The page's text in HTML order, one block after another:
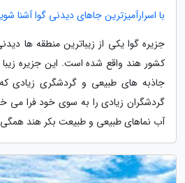
با اسرارآمیزترین جاهای دیدنی گوا آشنا
جزیره گوا یکی از زیباترین منطقه ها
کشور هند واقع شده است. این جزیره
جاذبه های طبیعی و گردشگری زیادی
گردشگران زیادی را به سوی خود فرا می
آب نماهای طبیعی و طبیعت بکر هند